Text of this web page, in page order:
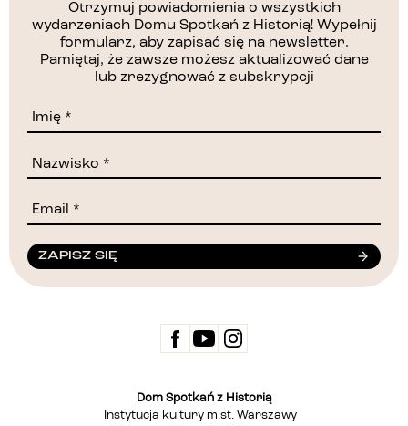
Otrzymuj powiadomienia o wszystkich
wydarzeniach Domu Spotkań z Historią! Wypełnij
formularz, aby zapisać się na newsletter.
Pamiętaj, że zawsze możesz aktualizować dane
lub zrezygnować z subskrypcji
ZAPISZ SIĘ
Dom Spotkań z Historią
Instytucja kultury m.st. Warszawy